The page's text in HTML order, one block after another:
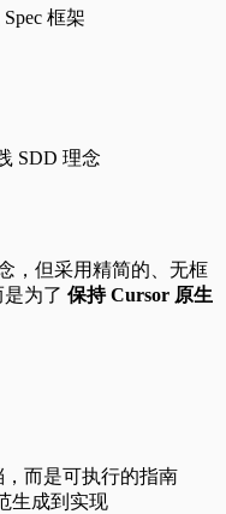
框架
SDD 理念
，但采用精简的、无框
为了 保持 Cursor 原生
而是可执行的指南
生成到实现